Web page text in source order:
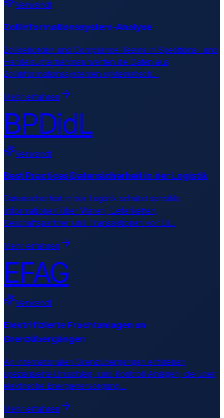
Verwandt
Zollinformationssystem-Analyse
Zollbehörden und Compliance-Teams in Speditions- und
Handelsunternehmen werten die Daten aus
Zollinformationssystemen systematisch…
Mehr erfahren
BPDidL
Verwandt
Best Practices Datensicherheit in der Logistik
Datensicherheit in der Logistik schützt sensible
Informationen über Waren, Lieferketten,
Geschäftspartner und Transaktionen vor Di…
Mehr erfahren
EFAG
Verwandt
Elektrifizierte Frachtanlagen an
Grenzübergängen
An internationalen Grenzübergängen entstehen
spezialisierte Umschlag- und Kontroll-Anlagen, die über
elektrische Energieversorgung…
Mehr erfahren